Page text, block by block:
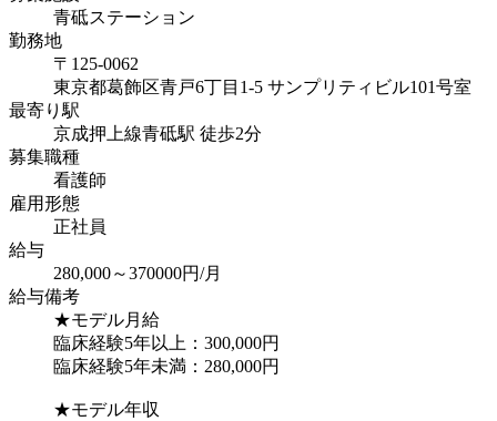
青砥ステーション
勤務地
〒125-0062
東京都葛飾区青戸6丁目1-5 サンプリティビル101号室
最寄り駅
京成押上線青砥駅 徒歩2分
募集職種
看護師
雇用形態
正社員
給与
280,000～370000円/月
給与備考
★モデル月給
臨床経験5年以上：300,000円
臨床経験5年未満：280,000円
★モデル年収